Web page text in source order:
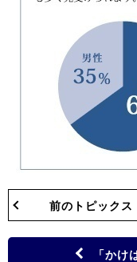
前のトピックス
「かけ